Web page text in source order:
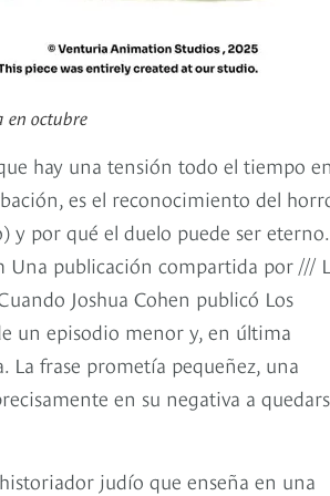
en octubre
hay una tensión todo el tiempo
es el reconocimiento del
y por qué el duelo puede ser
Una publicación compartida por ///
Joshua Cohen publicó Los
un episodio menor y, en última
frase prometía pequeñez, una
en su negativa a
judío que enseña en una